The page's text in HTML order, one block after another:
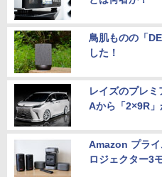
鳥肌ものの「
した！
レイズのプレ
Aから「2×9R」
Amazon プラ
ロジェクター3